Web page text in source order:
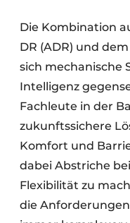
Die Kombination
DR (ADR) und
sich mechanische
Intelligenz
Fachleute in der
zukunftssichere
Komfort und
dabei Abstriche
Flexibilität zu
die